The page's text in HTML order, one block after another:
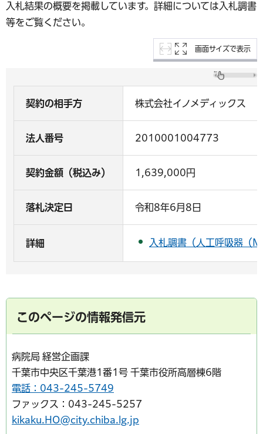
入札結果の概要を掲載しています。詳細については入札調書
等をご覧ください。
画面サイズで表示
契約の相手方 株式会社イノメディックス
法人番号 2010001004773
契約金額（税込み） 1,639,000円
落札決定日 令和8年6月8日
詳細 入札調書（人工呼吸器（
このページの情報発信元
病院局 経営企画課
千葉市中央区千葉港1番1号 千葉市役所高層棟6階
電話：043-245-5749
ファックス：043-245-5257
kikaku.HO@city.chiba.lg.jp